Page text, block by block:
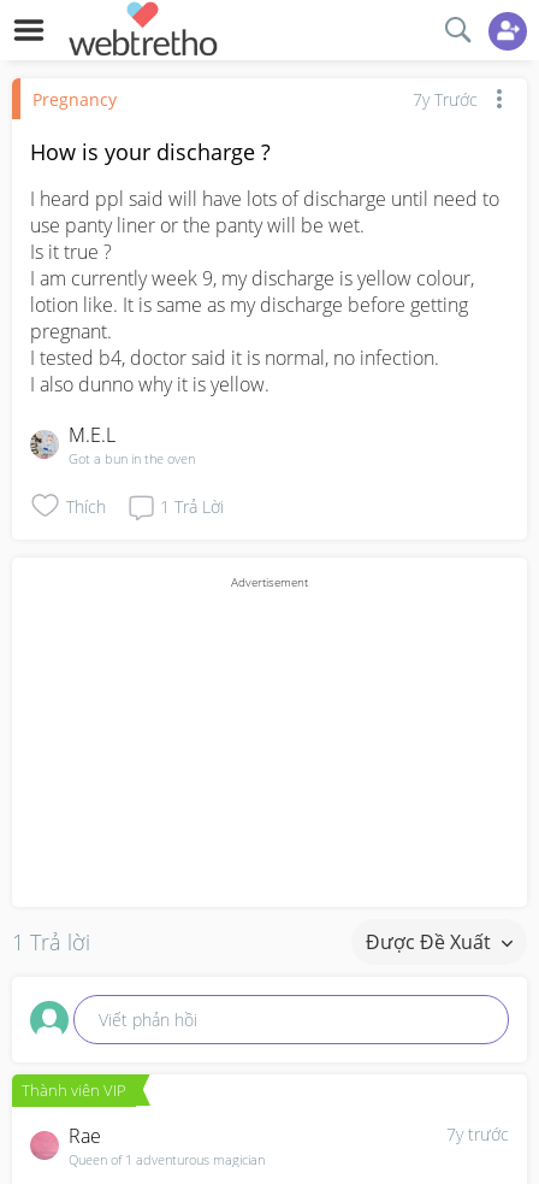
Pregnancy 7y Trước
How is your discharge ?
I heard ppl said will have lots of discharge until need to
use panty liner or the panty will be wet.
Is it true ?
I am currently week 9, my discharge is yellow colour,
lotion like. It is same as my discharge before getting
pregnant.
I tested b4, doctor said it is normal, no infection.
I also dunno why it is yellow.
M.e.l
Got a bun in the oven
Thích 1 Trả Lời
1 Trả lời Được Đề Xuất
Viết phản hồi
Thành viên VIP
7y trước
Rae
Queen of 1 adventurous magician